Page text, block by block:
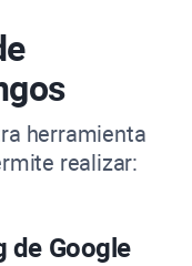
herramienta
realizar:
de Google